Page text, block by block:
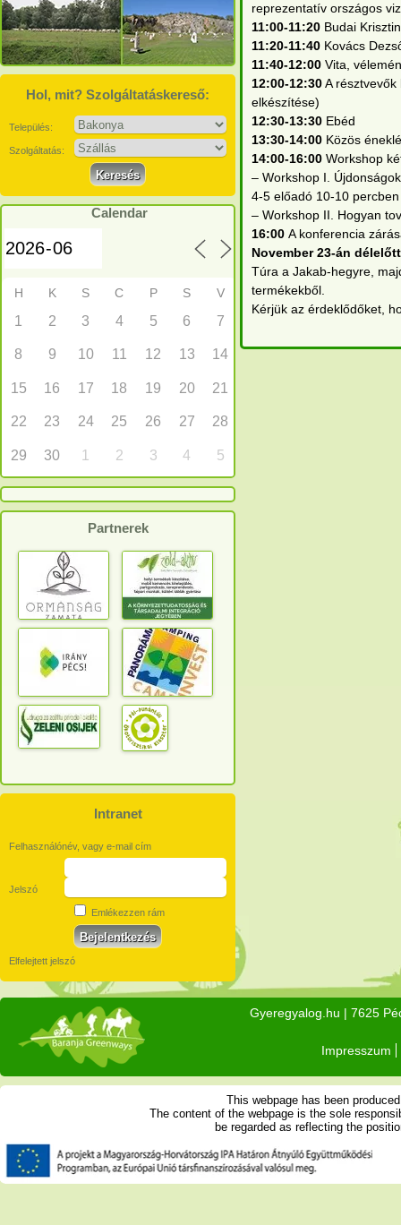
Hol, mit? Szolgáltatáskereső:
Település:
Szolgáltatás:
Calendar
H K S C P S V
1 2 3 4 5 6 7
8 9 10 11 12 13 14
15 16 17 18 19 20 21
22 23 24 25 26 27 28
29 30 1 2 3 4 5
Partnerek
Intranet
Felhasználónév, vagy e-mail cím
Jelszó
Emlékezzen rám
Elfelejtett jelszó
reprezentatív országos
11:00-11:20 Budai
11:20-11:40 Kovács
11:40-12:00 Vita,
12:00-12:30A
elkészítése)
12:30-13:30 Ebéd
13:30-14:00 Közös
14:00-16:00 Workshop
– Workshop I.
4-5 előadó 10-10
– Workshop II. Hogyan
16:00 A konferencia
November 23-án
Túra a Jakab-hegyre,
termékekből.
Kérjük az érdeklődőket,
Gyeregyalog.hu | 7625
Impresszum
This webpage has been
The content of the webpage is the sole
be regarded as reflecting the